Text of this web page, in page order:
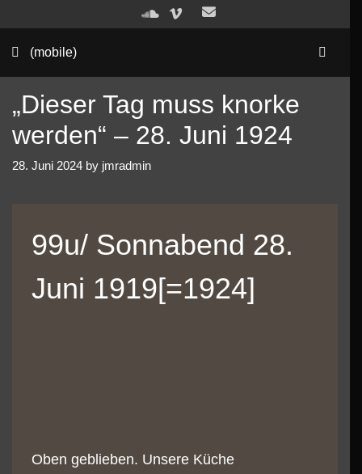
to
content(mobile)
„Dieser Tag muss knorke
werden“ – 28. Juni 1924
28. Juni 2024 by jmradmin
99u/ Sonnabend 28.
Juni 1919[=1924]
Oben geblieben. Unsere Küche